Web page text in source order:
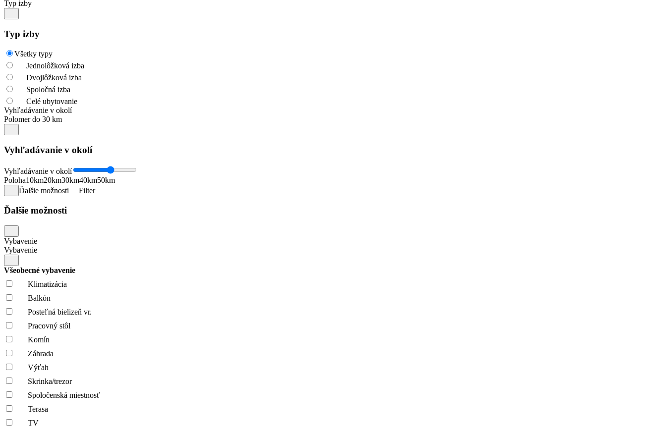
Typ izby
Typ izby
Všetky typy
Jednolôžková izba
Dvojlôžková izba
Spoločná izba
Celé ubytovanie
Vyhľadávanie v okolí
Polomer do 30 km
Vyhľadávanie v okolí
Vyhľadávanie v okolí
Poloha10km20km30km40km50km
Ďalšie možnosti
Filter
Ďalšie možnosti
Vybavenie
Vybavenie
Všeobecné vybavenie
Klimatizácia
Balkón
Posteľná bielizeň vr.
Pracovný stôl
Komín
Záhrada
Výťah
Skrinka/trezor
Spoločenská miestnosť
Terasa
TV